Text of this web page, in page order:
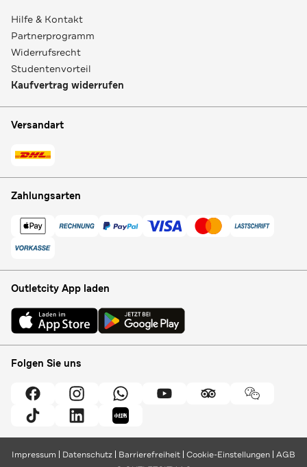
Hilfe & Kontakt
Partnerprogramm
Widerrufsrecht
Studentenvorteil
Kaufvertrag widerrufen
Versandart
Zahlungsarten
Outletcity App laden
Folgen Sie uns
Impressum Datenschutz Barrierefreiheit Cookie-Einstellungen AGB